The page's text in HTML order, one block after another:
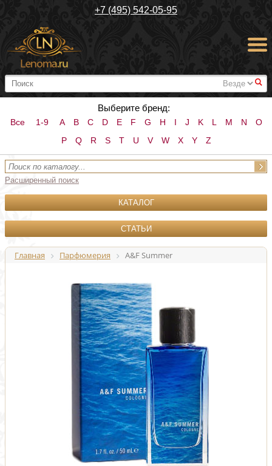
+7 (495) 542-05-95
#
Выберите бренд:
Все 1-9 A B C D E F G H I J K L M N
O
P
Q R S T U V W X Y Z
Расширенный поиск
КАТАЛОГ
СТАТЬИ
Главная Парфюмерия A&F Summer